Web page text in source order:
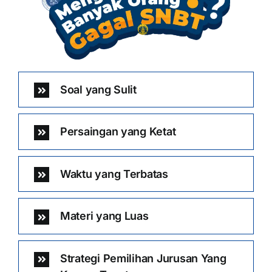
Soal yang Sulit
Persaingan yang Ketat
Waktu yang Terbatas
Materi yang Luas
Strategi Pemilihan Jurusan Yang